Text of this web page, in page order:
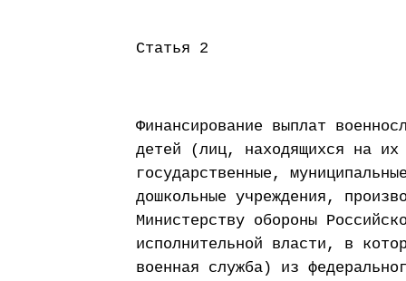
Статья 2
Финансирование выплат
детей (лиц, находящихся на их
государственные,
дошкольные учреждения,
Министерству обороны
исполнительной власти, в
военная служба) из